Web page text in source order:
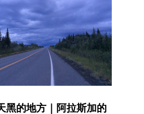
黑的地方｜阿拉斯加的